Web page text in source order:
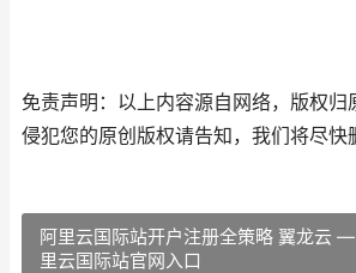
免责声明：以上内容源自网络，版权归
侵犯您的原创版权请告知，我们将尽快
阿里云国际站开户注册全策略 翼龙云
里云国际站官网入口